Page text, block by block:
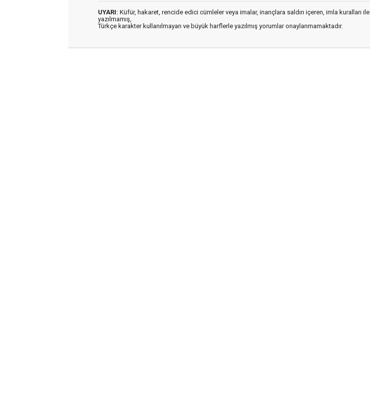
UYARI: Küfür, hakaret, rencide edici cümleler veya imalar, inançlara saldırı içeren, imla kuralları ile
yazılmamış,
Türkçe karakter kullanılmayan ve büyük harflerle yazılmış yorumlar onaylanmamaktadır.